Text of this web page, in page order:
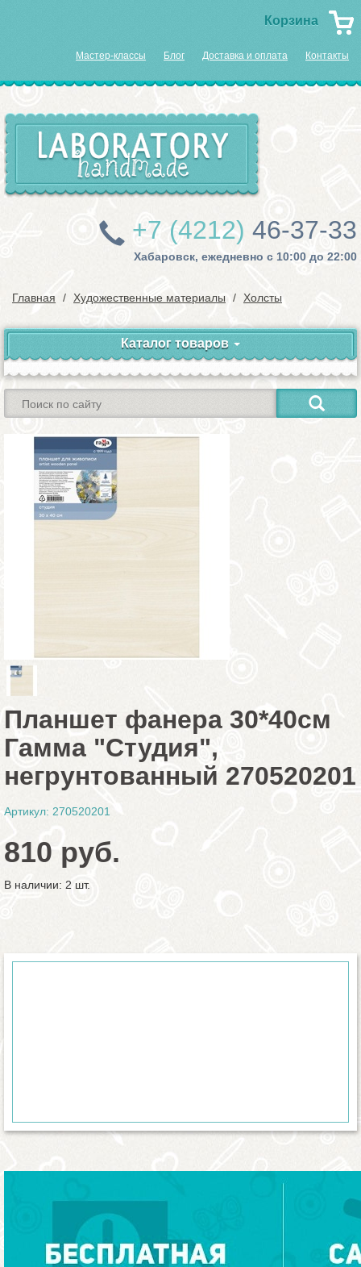
Корзина
Мастер-классы Блог Доставка и оплата Контакты
+7 (4212) 46-37-33
Хабаровск, ежедневно с 10:00 до 22:00
Главная Художественные материалы Холсты
Каталог товаров
Планшет фанера 30*40см
Гамма "Студия",
негрунтованный 270520201
Артикул: 270520201
810 руб.
В наличии: 2 шт.